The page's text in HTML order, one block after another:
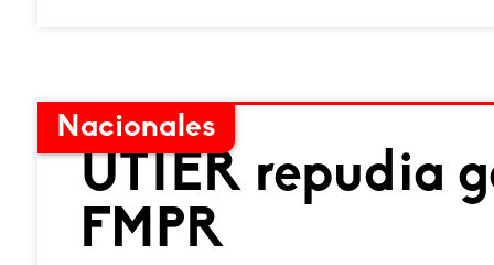
Nacionales
UTIER repudia
FMPR